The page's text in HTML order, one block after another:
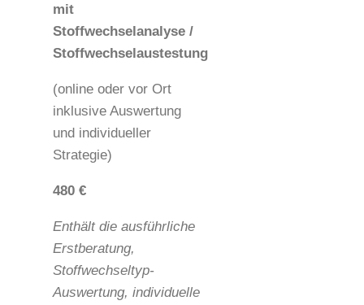
mit
Stoffwechselanalyse /
Stoffwechselaustestung
(online oder vor Ort
inklusive Auswertung
und individueller
Strategie)
480 €
Enthält die ausführliche
Erstberatung,
Stoffwechseltyp-
Auswertung, individuelle